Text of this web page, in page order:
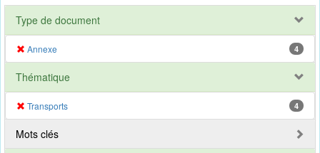
Type de document
Annexe 4
Thématique
Transports 4
Mots clés